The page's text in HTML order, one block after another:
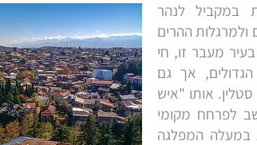
במקביל לנהר
ולמרגלות ההרים
בעיר מעבר זו, חי
אך גם
ביותר של המאה ה 20 – יוזף סטלין. אותו "איש
לפרחח מקומי
במעלה המפלגה